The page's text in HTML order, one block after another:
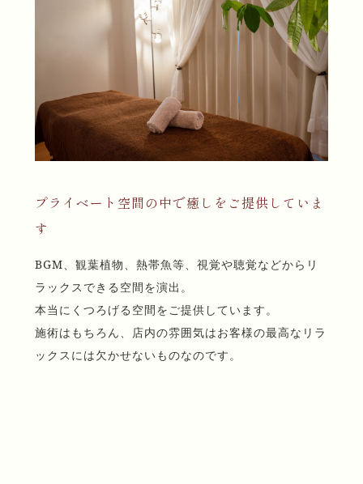
プライベート空間の中で癒しをご提供していま
す
BGM、観葉植物、熱帯魚等、視覚や聴覚などからリ
ラックスできる空間を演出。
本当にくつろげる空間をご提供しています。
施術はもちろん、店内の雰囲気はお客様の最高なリラ
ックスには欠かせないものなのです。